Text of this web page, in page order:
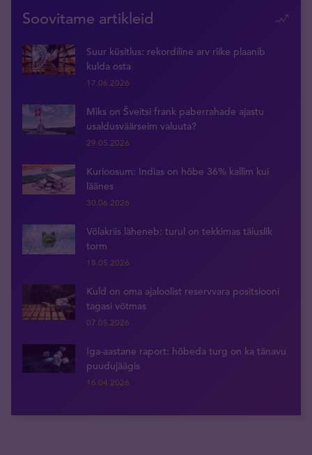
Soovitame artikleid
Suur küsitlus: rekordiline arv riike plaanib
kulda osta
17.06.2026
Miks on Šveitsi frank paberrahade ajastu
usaldusväärseim valuuta?
29.05.2026
Kurioosum: Indias on hõbe 36% kallim kui
läänes
30.06.2026
Võlakriis läheneb: turul on tekkimas täiuslik
torm
18.05.2026
Kuld on oma ajaloolist reservvara positsiooni
tagasi võtmas
07.05.2026
Iga-aastane raport: hõbeda turg on ka tänavu
puudujäägis
16.04.2026